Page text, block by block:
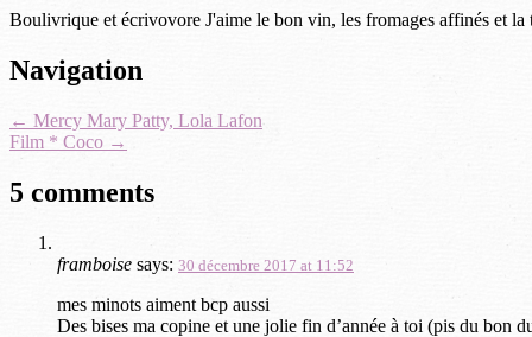
Boulivrique et écrivovore J'aime le bon vin, les fromages affinés et
Post
Navigation
← Mercy Mary Patty, Lola Lafon
Film * Coco →
5 comments
framboise says: 30 décembre 2017 at 11:52
mes minots aiment bcp aussi
Des bises ma copine et une jolie fin d’année à toi (pis du bon